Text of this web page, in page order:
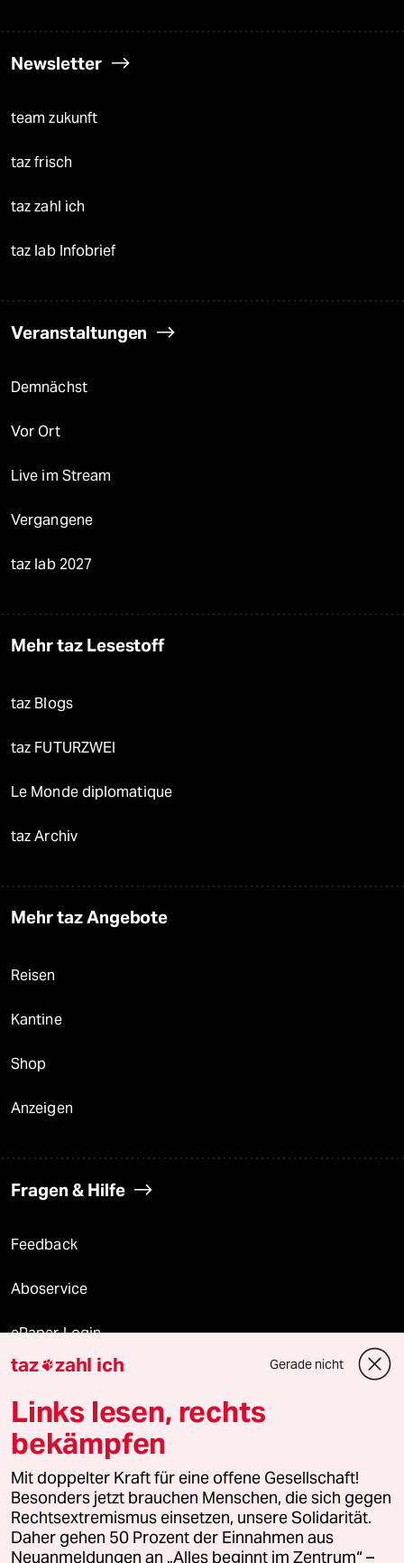
Newsletter
team zukunft
taz frisch
taz zahl ich
taz lab Infobrief
Veranstaltungen
Demnächst
Vor Ort
Live im Stream
Vergangene
taz lab 2027
Mehr taz Lesestoff
taz Blogs
taz FUTURZWEI
Le Monde diplomatique
taz Archiv
Mehr taz Angebote
Reisen
Kantine
Shop
Anzeigen
Fragen & Hilfe
Feedback
Aboservice
ePaper Login
Downloads für Abonnierende
© 2026 taz Verlags und Vertriebs GmbH
Alle Rechte vorbehalten. Bei rechtlichen Fragen oder für Genehmigungen
wenden Sie sich bitte an
lizenzen@taz.de
Feedback Redaktionsstatut Kommune-Richtlinien
taz zahl ich Gerade nicht
Links lesen, rechts
bekämpfen
Mit doppelter Kraft für eine offene Gesellschaft!
Besonders jetzt brauchen Menschen, die sich gegen
Rechtsextremismus einsetzen, unsere Solidarität.
Daher gehen 50 Prozent der Einnahmen aus
Neuanmeldungen an „Alles beginnt im Zentrum“ –